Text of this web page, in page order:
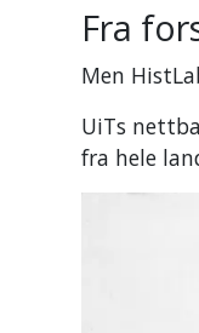
Fra
Men
UiTs
fra hele